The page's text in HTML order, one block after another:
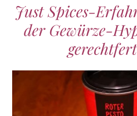
Just Spices-
der Gewürze-